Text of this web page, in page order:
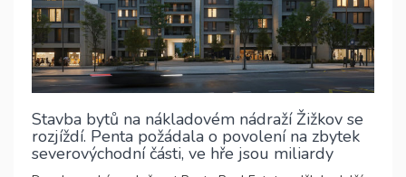
Stavba bytů na nákladovém nádraží Žižkov se
rozjíždí. Penta požádala o povolení na zbytek
severovýchodní části, ve hře jsou miliardy